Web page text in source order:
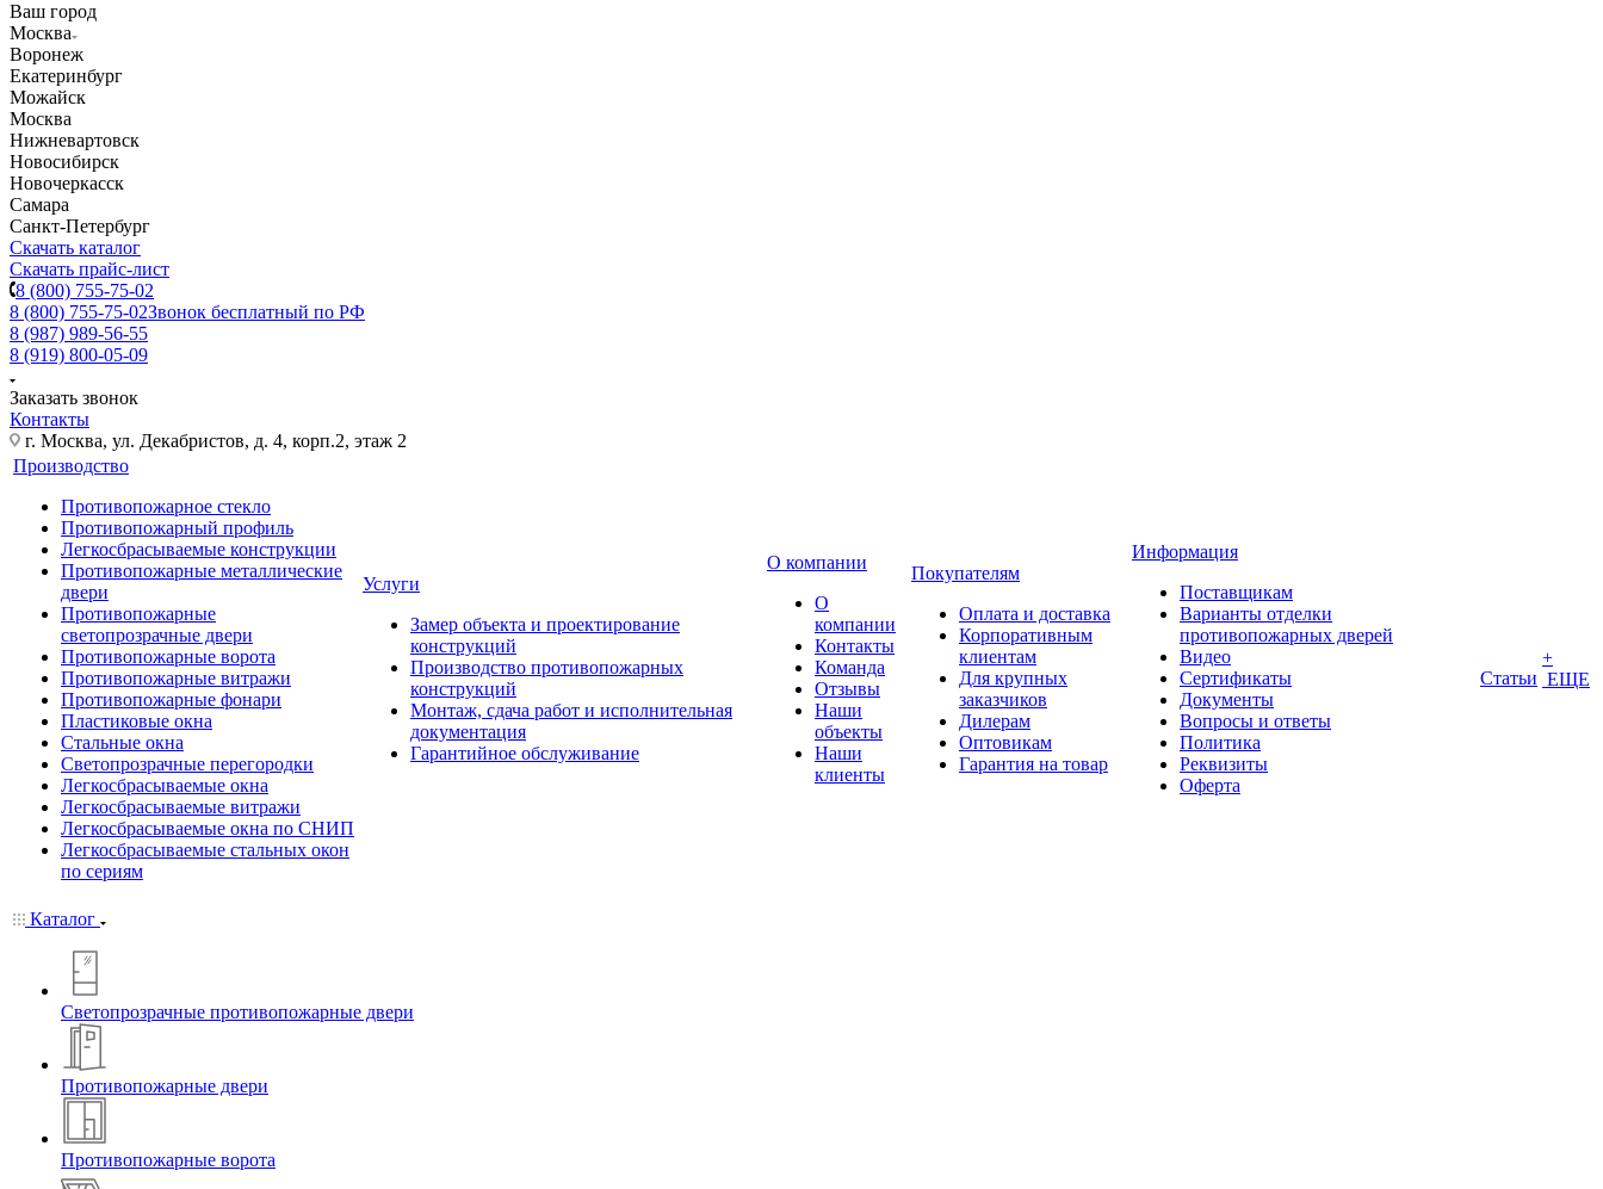
Ваш город
Москва
Воронеж
Екатеринбург
Можайск
Москва
Нижневартовск
Новосибирск
Новочеркасск
Самара
Санкт-Петербург
Скачать каталог
Скачать прайс-лист
8 (800) 755-75-02
8 (800) 755-75-02Звонок бесплатный по РФ
8 (987) 989-56-55
8 (919) 800-05-09
Заказать звонок
Контакты
г. Москва, ул. Декабристов, д. 4, корп.2, этаж 2
Производство
Противопожарное стекло
Противопожарный профиль
Легкосбрасываемые конструкции
Противопожарные металлические
двери
Противопожарные
светопрозрачные двери
Противопожарные ворота
Противопожарные витражи
Противопожарные фонари
Пластиковые окна
Стальные окна
Светопрозрачные перегородки
Легкосбрасываемые окна
Легкосбрасываемые витражи
Легкосбрасываемые окна по СНИП
Легкосбрасываемые стальных окон
по сериям
Услуги
Замер объекта и проектирование
конструкций
Производство противопожарных
конструкций
Монтаж, сдача работ и исполнительная
документация
Гарантийное обслуживание
О компании
О
компании
Контакты
Команда
Отзывы
Наши
объекты
Наши
клиенты
Покупателям
Оплата и доставка
Корпоративным
клиентам
Для крупных
заказчиков
Дилерам
Оптовикам
Гарантия на товар
Информация
Поставщикам
Варианты отделки
противопожарных дверей
Видео
Сертификаты
Документы
Вопросы и ответы
Политика
Реквизиты
Оферта
Статьи
+
ЕЩЕ
Каталог
Светопрозрачные противопожарные двери
Противопожарные двери
Противопожарные ворота